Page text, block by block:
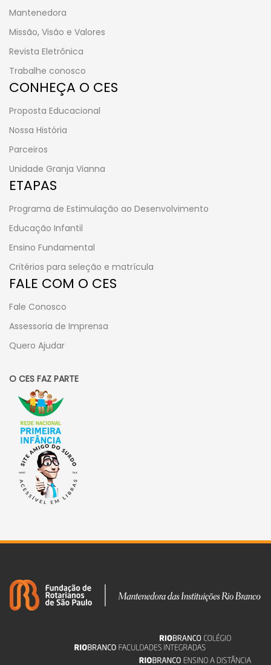
Mantenedora
Missão, Visão e Valores
Revista Eletrônica
Trabalhe conosco
CONHEÇA O CES
Proposta Educacional
Nossa História
Parceiros
Unidade Granja Vianna
ETAPAS
Programa de Estimulação ao Desenvolvimento
Educação Infantil
Ensino Fundamental
Critérios para seleção e matrícula
FALE COM O CES
Fale Conosco
Assessoria de Imprensa
Quero Ajudar
O CES FAZ PARTE